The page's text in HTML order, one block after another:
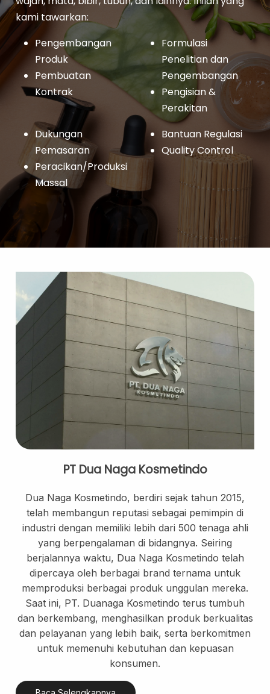
Layanan Desain Produksi
Layanan Sertifikat
Pergudangan &
kami tawarkan:
Pengembangan
Produk
Pembuatan
Kontrak
Formulasi
Penelitian dan
Pengembangan
Pengisian &
Perakitan
Dukungan
Pemasaran
Peracikan/Produksi
Massal
Bantuan Regulasi
Quality Control
PT Dua Naga Kosmetindo
Dua Naga Kosmetindo, berdiri sejak tahun 2015,
telah membangun reputasi sebagai pemimpin di
industri dengan memiliki lebih dari 500 tenaga ahli
yang berpengalaman di bidangnya. Seiring
berjalannya waktu, Dua Naga Kosmetindo telah
dipercaya oleh berbagai brand ternama untuk
memproduksi berbagai produk unggulan mereka.
Saat ini, PT. Duanaga Kosmetindo terus tumbuh
dan berkembang, menghasilkan produk berkualitas
dan pelayanan yang lebih baik, serta berkomitmen
untuk memenuhi kebutuhan dan kepuasan
konsumen.